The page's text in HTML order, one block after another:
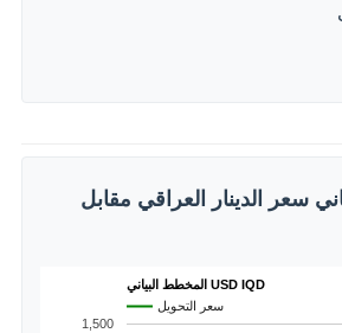
سعر الدينار العراقي مقابل
المخطط البياني USD IQD
سعر التحويل
1,500